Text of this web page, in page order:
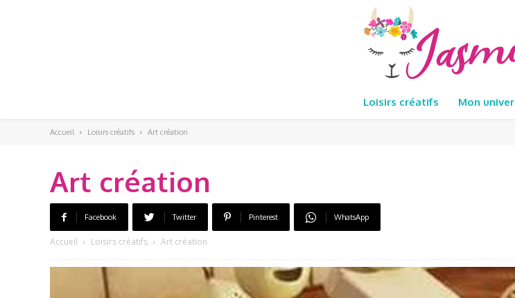
Loisirs créatifs Mon
Accueil Loisirs créatifs Art création
Art création
Facebook Twitter Pinterest WhatsApp
Accueil Loisirs créatifs Art création